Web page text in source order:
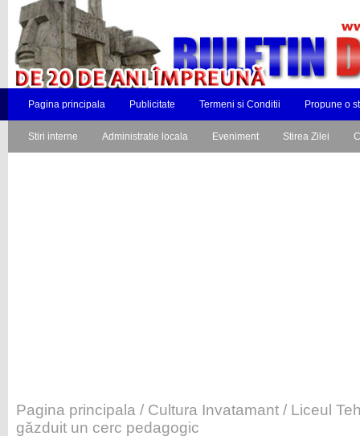
Pagina principala Publicitate Termeni si Conditii Propune o
Stiri interne Administratie locala Eveniment Stirea Zilei
Pagina principala / Cultura Invatamant / Liceul
găzduit un cerc pedagogic